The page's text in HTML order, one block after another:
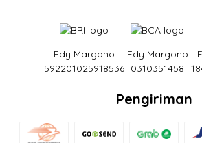
Edy Margono
592201025918536
Edy Margono
0310351458
Pengiriman